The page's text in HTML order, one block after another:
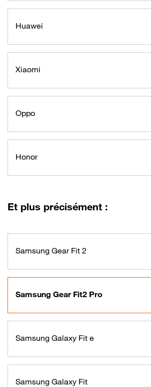
Huawei
Xiaomi
Oppo
Honor
Et plus précisément :
Samsung Gear Fit 2
Samsung Gear Fit2 Pro
Samsung Galaxy Fit e
Samsung Galaxy Fit